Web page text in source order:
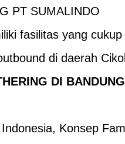
PT SUMALINDO
fasilitas yang
di daerah
DI BANDUNG
, Konsep